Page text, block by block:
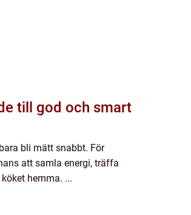
till god och smart
bli mätt snabbt. För
att samla energi, träffa
hemma. ...